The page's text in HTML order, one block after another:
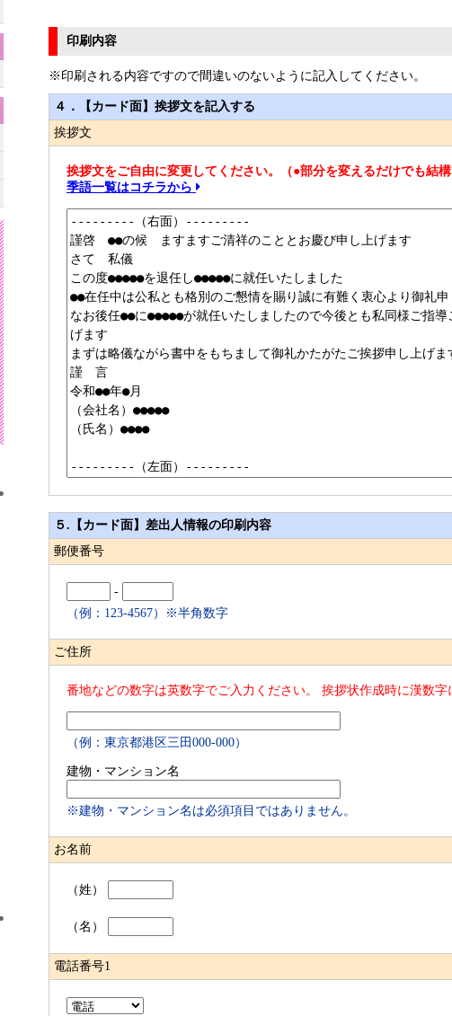
印刷内容
※印刷される内容ですので間違いのないように記入してください。
４．【カード面】挨拶文を記入する
挨拶文
挨拶文をご自由に変更してください。（●部分を変えるだけでも結
季語一覧はコチラから
５.【カード面】差出人情報の印刷内容
郵便番号
-
（例：123-4567）※半角数字
ご住所
番地などの数字は英数字でご入力ください。 挨拶状作成時に漢数字
（例：東京都港区三田000-000）
建物・マンション名
※建物・マンション名は必須項目ではありません。
お名前
（姓）
（名）
電話番号1